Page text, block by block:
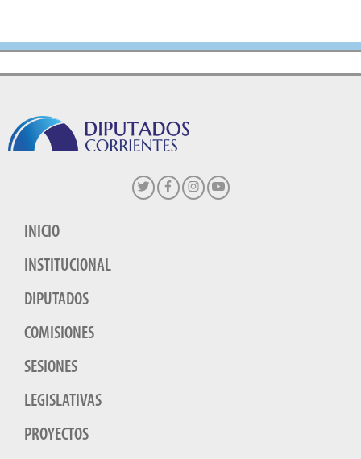
INICIO
INSTITUCIONAL
DIPUTADOS
COMISIONES
SESIONES
LEGISLATIVAS
PROYECTOS